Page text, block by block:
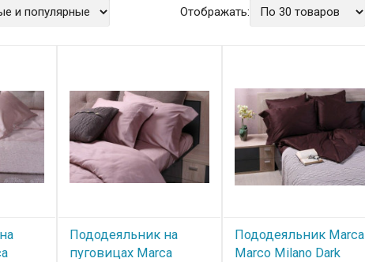
Отображать:
Пододеяльник на
пуговицах Marca
Пододеяльник Marca
Marco Milano Dark